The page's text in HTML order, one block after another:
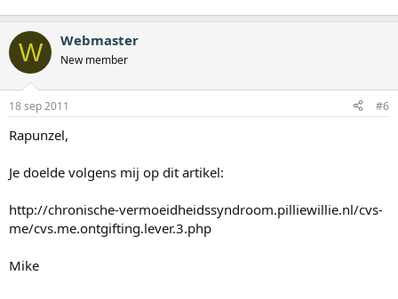
W Webmaster
New member
18 sep 2011 #6
Rapunzel,
Je doelde volgens mij op dit artikel:
http://chronische-vermoeidheidssyndroom.pilliewillie.nl/cvs-
me/cvs.me.ontgifting.lever.3.php
Mike